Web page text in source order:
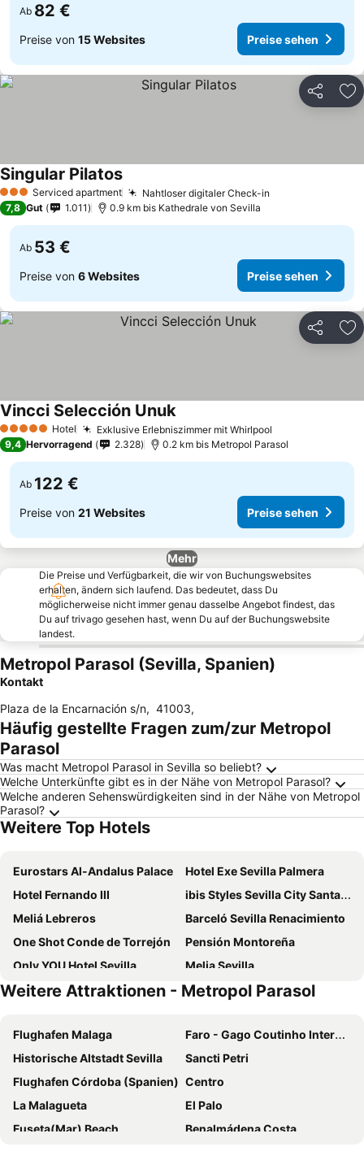
Ab 82 €
Preise von 15 Websites Preise sehen
Teilen
3 SterneServiced apartment Nahtloser digitaler Check-in
Singular Pilatos
7,8 Gut 1.011 0.9 km bis Kathedrale von Sevilla
Ab 53 €
Preise von 6 Websites Preise sehen
Teilen
5 Sterne Hotel Exklusive Erlebniszimmer mit Whirlpool
Vincci Selección Unuk
9,4 Hervorragend 2.328 0.2 km bis Metropol Parasol
Ab 122 €
Preise von 21 Websites Preise sehen
Mehr
Die Preise und Verfügbarkeit, die wir von Buchungswebsites
erhalten, ändern sich laufend. Das bedeutet, dass Du
möglicherweise nicht immer genau dasselbe Angebot findest, das
Du auf trivago gesehen hast, wenn Du auf der Buchungswebsite
landest.
Metropol Parasol (Sevilla, Spanien)
Kontakt
Plaza de la Encarnación s/n, 41003,
Häufig gestellte Fragen zum/zur Metropol
Parasol
Was macht Metropol Parasol in Sevilla so beliebt?
Welche Unterkünfte gibt es in der Nähe von Metropol Parasol?
Welche anderen Sehenswürdigkeiten sind in der Nähe von Metropol
Parasol?
Weitere Top Hotels
Eurostars Al-Andalus Palace
Hotel Exe Sevilla Palmera
Hotel Fernando III
ibis Styles Sevilla City Santa Justa
Meliá Lebreros
Barceló Sevilla Renacimiento
One Shot Conde de Torrejón
Pensión Montoreña
Only YOU Hotel Sevilla
Melia Sevilla
Hotel Macià Sevilla Kubb
NH Sevilla Plaza de Armas
Hotel Rey Alfonso X
Exe Sevilla Macarena
Hotel Posada del Lucero
Ilunion Alcora Sevilla
Letoh Letoh Sevilla
H10 Corregidor Boutique Hotel
Hotel Sevilla Center
Monte Triana
abba Sevilla
Pension Nuevo Suizo
Weitere Attraktionen - Metropol Parasol
Flughafen Malaga
Faro - Gago Coutinho Internationaler Flughafen
Historische Altstadt Sevilla
Sancti Petri
Flughafen Córdoba (Spanien) Centro
La Malagueta
El Palo
Fuseta(Mar) Beach
Benalmádena Costa